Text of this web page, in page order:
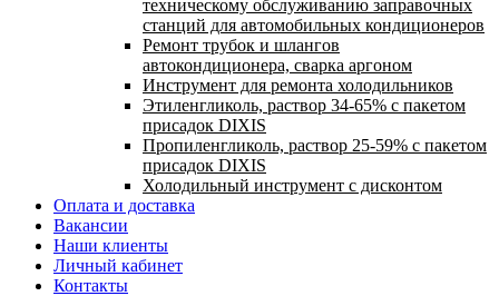
техническому обслуживанию заправочных
станций для автомобильных кондиционеров
Ремонт трубок и шлангов
автокондиционера, сварка аргоном
Инструмент для ремонта холодильников
Этиленгликоль, раствор 34-65% с пакетом
присадок DIXIS
Пропиленгликоль, раствор 25-59% с пакетом
присадок DIXIS
Холодильный инструмент с дисконтом
Оплата и доставка
Вакансии
Наши клиенты
Личный кабинет
Контакты